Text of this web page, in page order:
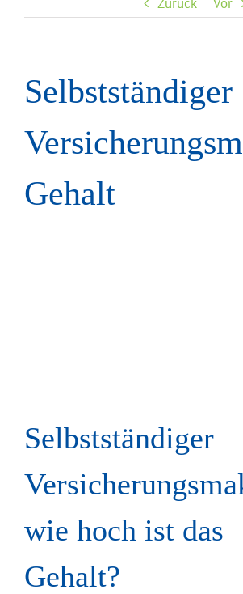
Selbstständiger
Gehalt
Selbstständiger
wie hoch ist das
Gehalt?